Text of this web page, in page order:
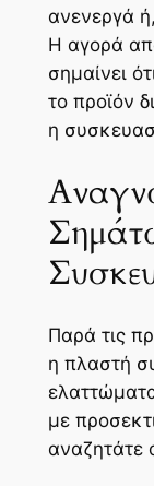
ανενεργά
Η αγορά
σημαίνει
το προϊόν
η
Παρά τις
η πλαστή
με
αναζητάτε